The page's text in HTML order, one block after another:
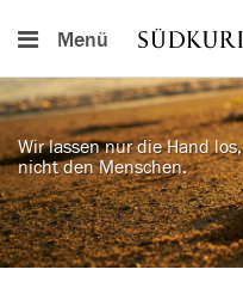
Menü
Wir lassen nur die Hand los,
nicht den Menschen.